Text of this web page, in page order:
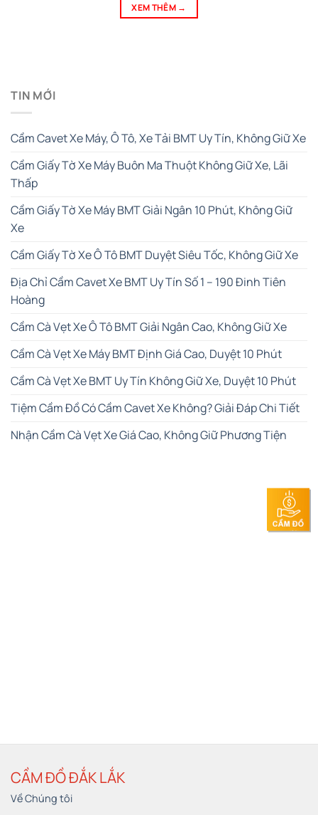
XEM THÊM →
TIN MỚI
Cầm Cavet Xe Máy, Ô Tô, Xe Tải BMT Uy Tín, Không Giữ Xe
Cầm Giấy Tờ Xe Máy Buôn Ma Thuột Không Giữ Xe, Lãi
Thấp
Cầm Giấy Tờ Xe Máy BMT Giải Ngân 10 Phút, Không Giữ
Xe
Cầm Giấy Tờ Xe Ô Tô BMT Duyệt Siêu Tốc, Không Giữ Xe
Địa Chỉ Cầm Cavet Xe BMT Uy Tín Số 1 – 190 Đinh Tiên
Hoàng
Cầm Cà Vẹt Xe Ô Tô BMT Giải Ngân Cao, Không Giữ Xe
Cầm Cà Vẹt Xe Máy BMT Định Giá Cao, Duyệt 10 Phút
Cầm Cà Vẹt Xe BMT Uy Tín Không Giữ Xe, Duyệt 10 Phút
Tiệm Cầm Đồ Có Cầm Cavet Xe Không? Giải Đáp Chi Tiết
Nhận Cầm Cà Vẹt Xe Giá Cao, Không Giữ Phương Tiện
CẦM ĐỒ ĐẮK LẮK
Về Chúng tôi